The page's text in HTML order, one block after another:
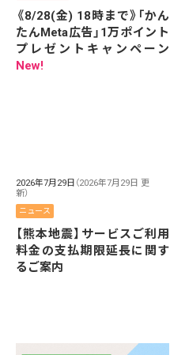
《8/28(金) 18時まで》「かん
たんMeta広告」1万ポイント
プレゼントキャンペーン
New!
2026年7月29日 （2026年7月29日 更
新）
ニュース
【熊本地震】サービスご利用
料金の支払期限延長に関す
るご案内